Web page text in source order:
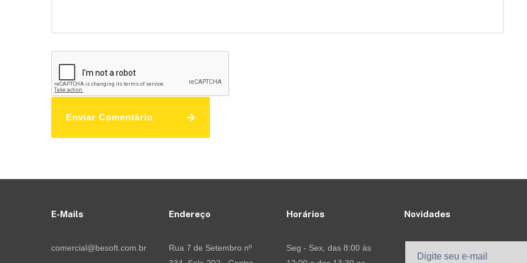
Enviar Comentário
E-Mails
comercial@besoft.com.br
Endereço
Rua 7 de Setembro nº
Horários
Seg - Sex, das 8:00 às
Novidades